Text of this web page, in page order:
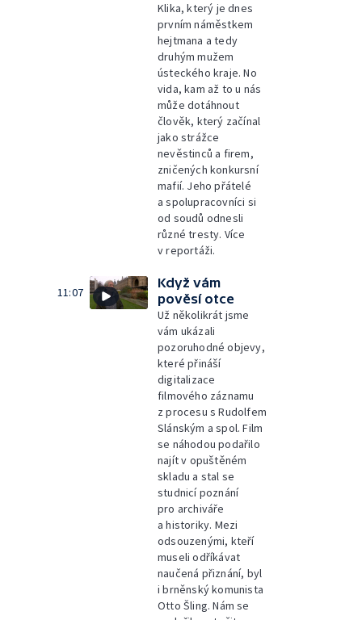
Klika, který je dnes
prvním náměstkem
hejtmana a tedy
druhým mužem
ústeckého kraje. No
vida, kam až to u nás
může dotáhnout
člověk, který začínal
jako strážce
nevěstinců a firem,
zničených konkursní
mafií. Jeho přátelé
a spolupracovníci si
od soudů odnesli
různé tresty. Více
v reportáži.
11:07
Když vám
pověsí otce
Už několikrát jsme
vám ukázali
pozoruhodné objevy,
které přináší
digitalizace
filmového záznamu
z procesu s Rudolfem
Slánským a spol. Film
se náhodou podařilo
najít v opuštěném
skladu a stal se
studnicí poznání
pro archiváře
a historiky. Mezi
odsouzenými, kteří
museli odříkávat
naučená přiznání, byl
i brněnský komunista
Otto Šling. Nám se